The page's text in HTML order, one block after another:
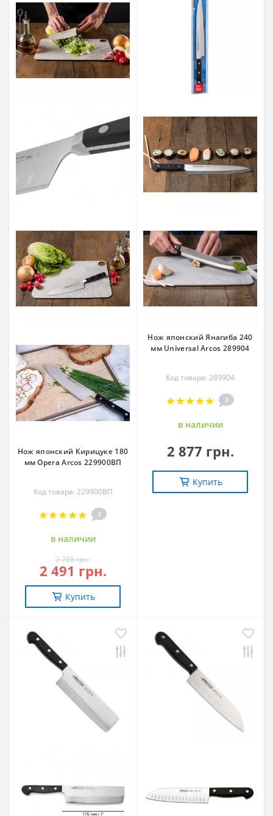
Нож японский Кирицуке 180
мм Opera Arcos 229900ВП
Код товара: 229900ВП
2
в наличии
2 768 грн.
2 491 грн.
Купить
Нож японский Янагиба 240
мм Universal Arcos 289904
Код товара: 289904
3
в наличии
2 877 грн.
Купить